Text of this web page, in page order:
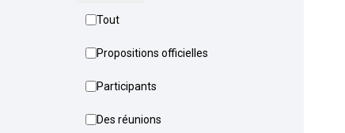
Tout
Propositions officielles
Participants
Des réunions